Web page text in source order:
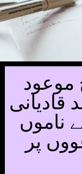
قادیانی
ناموں
پر